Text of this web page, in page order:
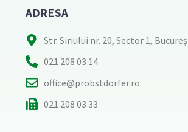
ADRESA
Str. Siriului nr. 20, Sector 1,
021 208 03 14
office@probstdorfer.ro
021 208 03 33